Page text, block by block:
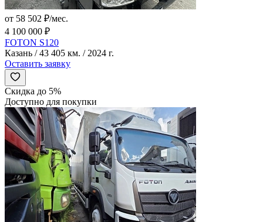
от 58 502 ₽/мес.
4 100 000 ₽
FOTON S120
Казань / 43 405 км. / 2024 г.
Оставить заявку
Скидка до 5%
Доступно для покупки